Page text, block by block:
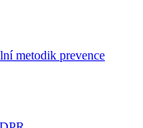
metodik prevence